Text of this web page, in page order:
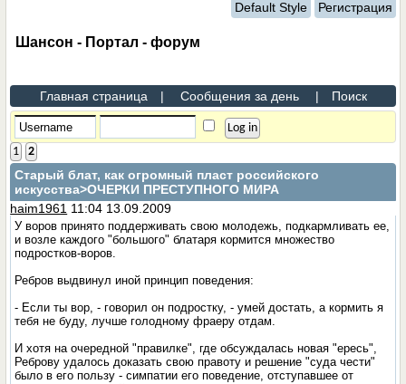
Default Style Регистрация
Шансон - Портал - форум
Главная страница | Сообщения за день | Поиск
1 2
Старый блат, как огромный пласт российского
искусства>ОЧЕРКИ ПРЕСТУПНОГО МИРА
haim1961 11:04 13.09.2009
У воров принято поддерживать свою молодежь, подкармливать ее,
и возле каждого "большого" блатаря кормится множество
подростков-воров.
Ребров выдвинул иной принцип поведения:
- Если ты вор, - говорил он подростку, - умей достать, а кормить я
тебя не буду, лучше голодному фраеру отдам.
И хотя на очередной "правилке", где обсуждалась новая "ересь",
Реброву удалось доказать свою правоту и решение "суда чести"
было в его пользу - симпатии его поведение, отступавшее от